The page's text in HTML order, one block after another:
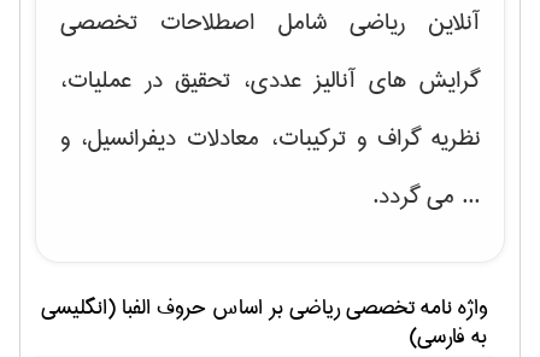
آنلاین ریاضی شامل اصطلاحات تخصصی
گرایش های آنالیز عددی، تحقیق در عملیات،
نظریه گراف و تركیبات، معادلات دیفرانسیل، و
... می گردد.
واژه نامه تخصصیرياضیبر اساس حروف الفبا (انگلیسی
به فارسی)